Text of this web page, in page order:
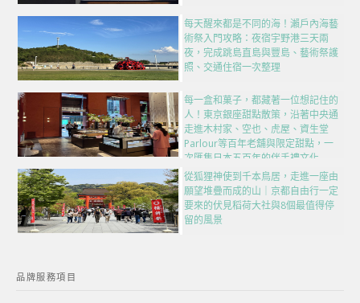
每天醒來都是不同的海！瀨戶內海藝
術祭入門攻略：夜宿宇野港三天兩
夜，完成跳島直島與豐島、藝術祭護
照、交通住宿一次整理
每一盒和菓子，都藏著一位想記住的
人！東京銀座甜點散策，沿著中央通
走進木村家、空也、虎屋、資生堂
Parlour等百年老舖與限定甜點，一
次匯集日本五百年的伴手禮文化
從狐狸神使到千本鳥居，走進一座由
願望堆疊而成的山｜京都自由行一定
要來的伏見稻荷大社與8個最值得停
留的風景
品牌服務項目